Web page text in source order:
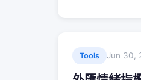
Tools Jun 30,